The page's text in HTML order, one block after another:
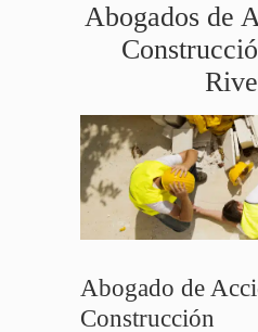
Abogados de
Abogado de
Construcción